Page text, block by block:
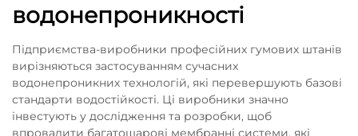
водонепроникності
Підприємства-виробники професійних гумових штанів
вирізняються застосуванням сучасних
водонепроникних технологій, які перевершують базові
стандарти водостійкості. Ці виробники значно
інвестують у дослідження та розробки, щоб
впровадити багатошарові мембранні системи, які